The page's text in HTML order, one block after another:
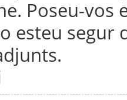
Poseu-vos
esteu segur